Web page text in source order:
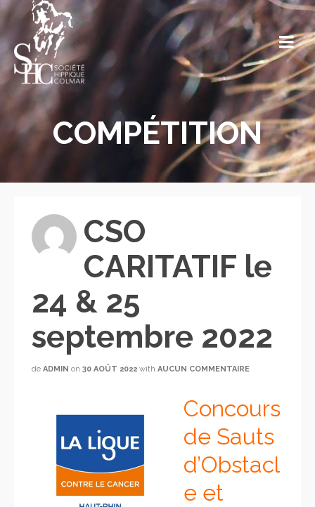
COMPÉTITION
CSO
CARITATIF le
24 & 25
septembre 2022
de ADMIN on 30 AOÛT 2022 with AUCUN COMMENTAIRE
Concours
de Sauts
d’Obstacl
e et